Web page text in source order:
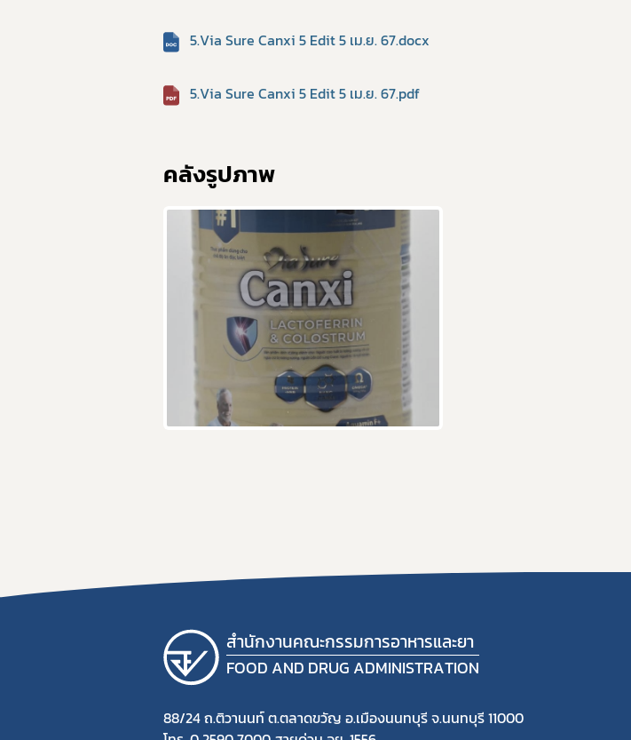
5.Via Sure Canxi 5 Edit 5 เม.ย. 67.docx
5.Via Sure Canxi 5 Edit 5 เม.ย. 67.pdf
คลังรูปภาพ
สำนักงานคณะกรรมการอาหารและยา
FOOD AND DRUG ADMINISTRATION
88/24 ถ.ติวานนท์ ต.ตลาดขวัญ อ.เมืองนนทบุรี จ.นนทบุรี 11000
ย่อย